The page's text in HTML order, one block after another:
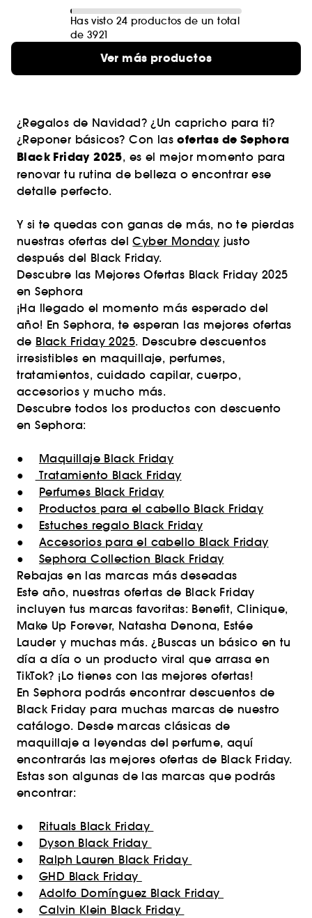
Has visto 24 productos de un total
de 3921
Ver más productos
¿Regalos de Navidad? ¿Un capricho para ti?
¿Reponer básicos? Con lasofertas de Sephora
Black Friday 2025, es el mejor momento para
renovar tu rutina de belleza o encontrar ese
detalle perfecto.
Y si te quedas con ganas de más, no te pierdas
nuestras ofertas delCyber Monday justo
después del Black Friday.
Descubre las Mejores Ofertas Black Friday 2025
en Sephora
¡Ha llegado el momento más esperado del
año! En Sephora, te esperan las mejores ofertas
de Black Friday 2025. Descubre descuentos
irresistibles en maquillaje, perfumes,
tratamientos, cuidado capilar, cuerpo,
accesorios y mucho más.
Descubre todos los productos con descuento
en Sephora:
● Maquillaje Black Friday
●
Tratamiento Black Friday
● Perfumes Black Friday
● Productos para el cabello Black Friday
● Estuches regalo Black Friday
● Accesorios para el cabello Black Friday
● Sephora Collection Black Friday
Rebajas en las marcas más deseadas
Este año, nuestras ofertas de Black Friday
incluyen tus marcas favoritas: Benefit, Clinique,
Make Up Forever, Natasha Denona, Estée
Lauder y muchas más. ¿Buscas un básico en tu
día a día o un producto viral que arrasa en
TikTok? ¡Lo tienes con las mejores ofertas!
En Sephora podrás encontrar descuentos de
Black Friday para muchas marcas de nuestro
catálogo. Desde marcas clásicas de
maquillaje a leyendas del perfume, aquí
encontrarás las mejores ofertas de Black Friday.
Estas son algunas de las marcas que podrás
encontrar:
● Rituals Black Friday
● Dyson Black Friday
● Ralph Lauren Black Friday
● GHD Black Friday
● Adolfo Domínguez Black Friday
● Calvin Klein Black Friday